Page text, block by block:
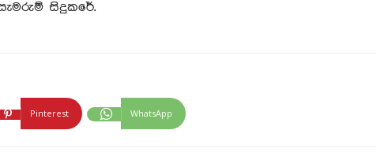
සිදුකරේ.
Pinterest WhatsApp